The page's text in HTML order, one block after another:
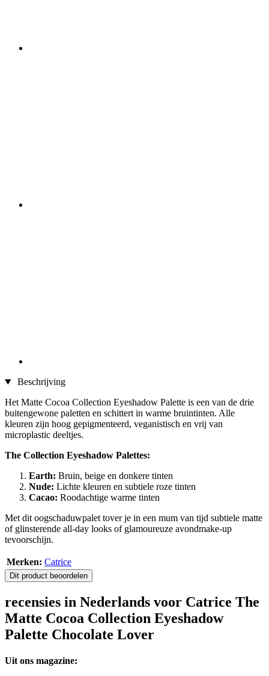
Beschrijving
Het Matte Cocoa Collection Eyeshadow Palette is een van de drie
buitengewone paletten en schittert in warme bruintinten. Alle
kleuren zijn hoog gepigmenteerd, veganistisch en vrij van
microplastic deeltjes.
The Collection Eyeshadow Palettes:
Earth: Bruin, beige en donkere tinten
Nude: Lichte kleuren en subtiele roze tinten
Cacao: Roodachtige warme tinten
Met dit oogschaduwpalet tover je in een mum van tijd subtiele matte
of glinsterende all-day looks of glamoureuze avondmake-up
tevoorschijn.
Merken: Catrice
Dit product beoordelen
recensies in Nederlands voor Catrice The
Matte Cocoa Collection Eyeshadow
Palette Chocolate Lover
Uit ons magazine: